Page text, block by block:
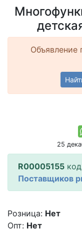
Объявление
25
R00005155
Поставщиков
Розница: Нет
Опт: Нет